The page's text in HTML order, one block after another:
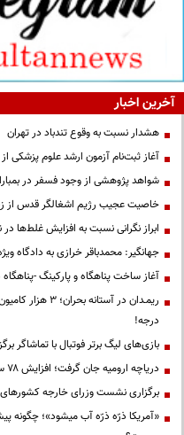
آخرین اخبار
هشدار نسبت به وقوع تندباد در تهران
آغاز ثبت‌نام آزمون ارشد علوم پزشکی از
شواهد پژوهشی از وجود فسفر در
خاصیت عجیب رژیم اشغالگر قدس از
ابراز نگرانی نسبت به افزایش غلط‌ها
جهانگیر: محمدباقر خرازی به دادگاه
آغاز ساخت پناهگاه و پارکینگ -
درجه!
بازی‌های لیگ برتر فوتبال با تماشاگر
دریاچه ارومیه جان گرفت؛ افزایش ۷۸ سانتی‌متری تراز
برگزاری نشست وزرای خارجه
«آمریکا ذرّه ذرّه آب میشود»؛ چگونه